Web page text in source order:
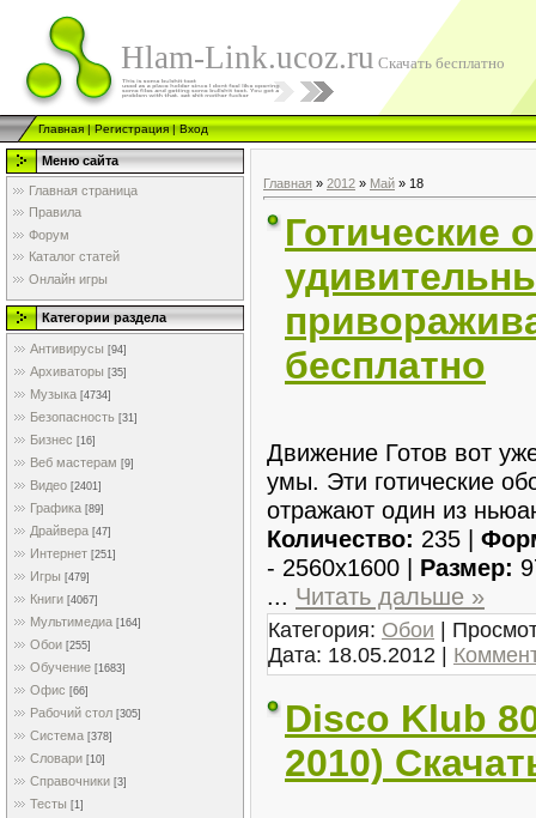
Hlam-Link.ucoz.ru Скачать бесплатно
Главная|Регистрация|Вход
Меню сайта
Главная страница
Правила
Форум
Каталог статей
Онлайн игры
Категории раздела
Антивирусы [94]
Архиваторы [35]
Музыка [4734]
Безопасность [31]
Бизнес [16]
Веб мастерам [9]
Видео [2401]
Графика [89]
Драйвера [47]
Интернет [251]
Игры [479]
Книги [4067]
Мультимедиа [164]
Обои [255]
Обучение [1683]
Офис [66]
Рабочий стол [305]
Система [378]
Словари [10]
Справочники [3]
Тесты [1]
Главная » 2012 » Май » 18
Готические
бесплатно
Движение Готов вот
умы. Эти готические
отражают один из
Количество: 235 |
- 2560х1600 | Размер:
... Читать дальше »
Категория: Обои |
Дата: 18.05.2012 |
Disco Klub
2010)